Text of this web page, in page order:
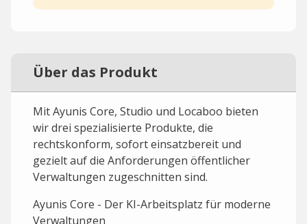
Über das Produkt
Mit Ayunis Core, Studio und Locaboo bieten
wir drei spezialisierte Produkte, die
rechtskonform, sofort einsatzbereit und
gezielt auf die Anforderungen öffentlicher
Verwaltungen zugeschnitten sind.
Ayunis Core - Der KI-Arbeitsplatz für moderne
Verwaltungen